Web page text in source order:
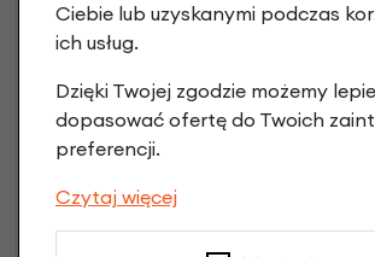
Raty do 60
Poznaj szczegóły
Niniejsza propozycja nie stanowi oferty w
Ciebie lub uzyskanymi podczas
ich usług.
Dzięki Twojej zgodzie możemy
dopasować ofertę do Twoich
preferencji.
Czytaj więcej